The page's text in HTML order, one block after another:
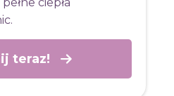
teraz!